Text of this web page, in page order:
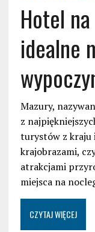
Hotel
idealne
Mazury,
z
turystów z kraju
krajobrazami,
atrakcjami
miejsca na
CZYTAJ WIĘCEJ